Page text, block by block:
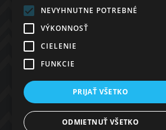
Telefón: +421 902
Otváracie hodiny: Po - Pia:
NEVYHNUTNE POTREBNÉ
VÝKONNOSŤ
CIELENIE
FUNKCIE
PRIJAŤ VŠETKO
ODMIETNUŤ VŠETKO